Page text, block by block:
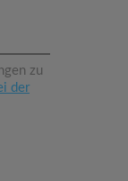
zu
der